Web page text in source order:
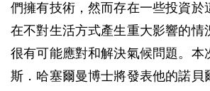
們擁有技術，然而存在一些投資於
在不對生活方式產生重大影響的情
很有可能應對和解決氣候問題。本
斯．哈塞爾曼博士將發表他的諾貝